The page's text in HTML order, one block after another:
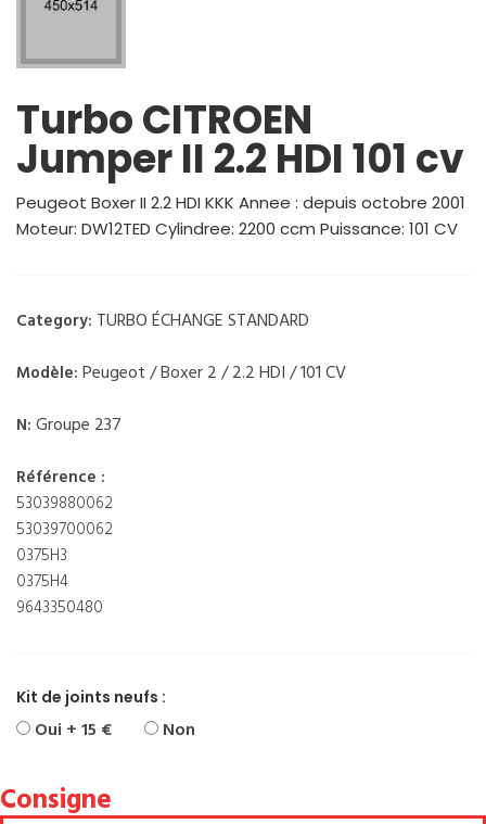
Turbo CITROEN
Jumper II 2.2 HDI 101 cv
Peugeot Boxer II 2.2 HDI KKK Annee : depuis octobre 2001
Moteur: DW12TED Cylindree: 2200 ccm Puissance: 101 CV
Category: TURBO ÉCHANGE STANDARD
Modèle: Peugeot / Boxer 2 / 2.2 HDI / 101 CV
N: Groupe 237
Référence :
53039880062
53039700062
0375H3
0375H4
9643350480
Kit de joints neufs :
Oui + 15 € Non
Consigne